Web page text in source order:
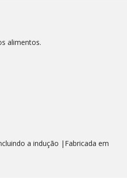
alimentos.
a indução |Fabricada em